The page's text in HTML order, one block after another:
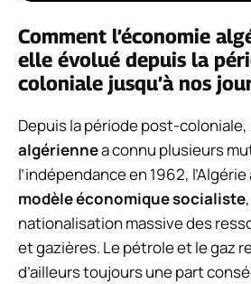
Comment l’économie
elle évolué depuis la
coloniale jusqu’à nos
Depuis la période post-coloniale,
algériennea connu plusieurs
l’indépendance en 1962,
modèle économique socialiste
nationalisation massive des
et gazières. Le pétrole et le gaz
d’ailleurs toujours une part